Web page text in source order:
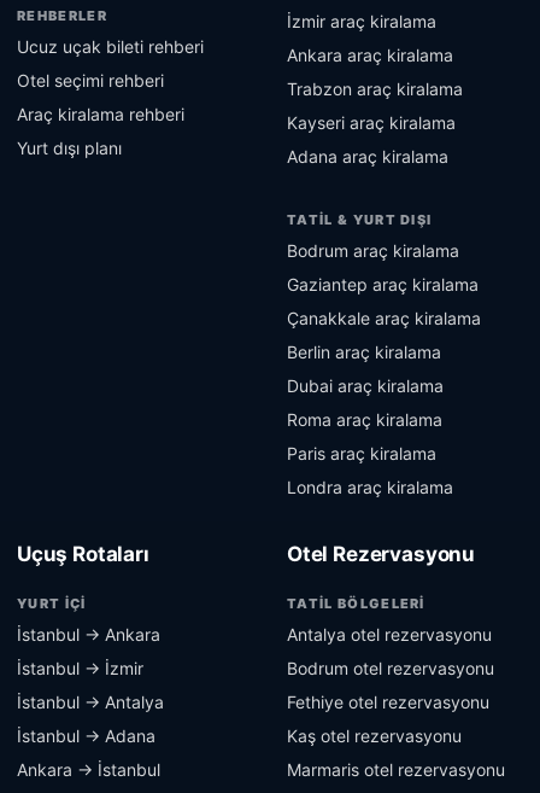
REHBERLER
Ucuz uçak bileti rehberi
Otel seçimi rehberi
Araç kiralama rehberi
Yurt dışı planı
İzmir araç kiralama
Ankara araç kiralama
Trabzon araç kiralama
Kayseri araç kiralama
Adana araç kiralama
TATIL & YURT DIŞI
Bodrum araç kiralama
Gaziantep araç kiralama
Çanakkale araç kiralama
Berlin araç kiralama
Dubai araç kiralama
Roma araç kiralama
Paris araç kiralama
Londra araç kiralama
Uçuş Rotaları
YURT İÇI
İstanbul → Ankara
İstanbul → İzmir
İstanbul → Antalya
İstanbul → Adana
Ankara → İstanbul
Otel Rezervasyonu
TATIL BÖLGELERI
Antalya otel rezervasyonu
Bodrum otel rezervasyonu
Fethiye otel rezervasyonu
Kaş otel rezervasyonu
Marmaris otel rezervasyonu